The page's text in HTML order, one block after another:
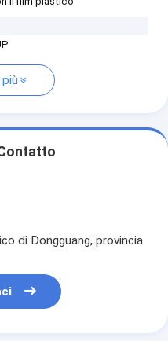
di Dongguang, provincia